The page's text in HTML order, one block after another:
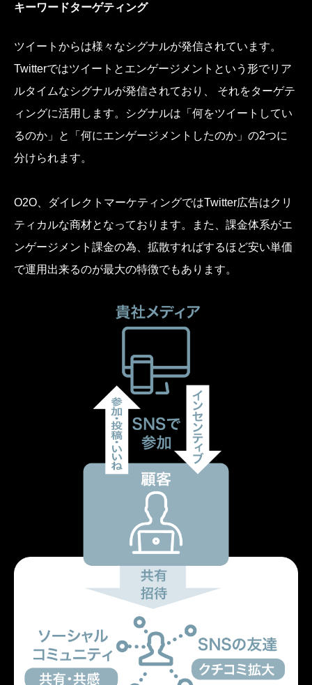
キーワードターゲティング
ツイートからは様々なシグナルが発信されています。
Twitterではツイートとエンゲージメントという形でリア
ルタイムなシグナルが発信されており、 それをターゲテ
ィングに活用します。シグナルは「何をツイートしてい
るのか」と「何にエンゲージメントしたのか」の2つに
分けられます。
O2O、ダイレクトマーケティングではTwitter広告はクリ
ティカルな商材となっております。また、課金体系がエ
ンゲージメント課金の為、拡散すればするほど安い単価
で運用出来るのが最大の特徴でもあります。